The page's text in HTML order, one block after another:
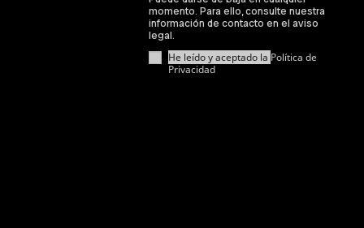
momento. Para ello, consulte nuestra
información de contacto en el aviso
legal.
He leído y aceptado la Política de
Privacidad